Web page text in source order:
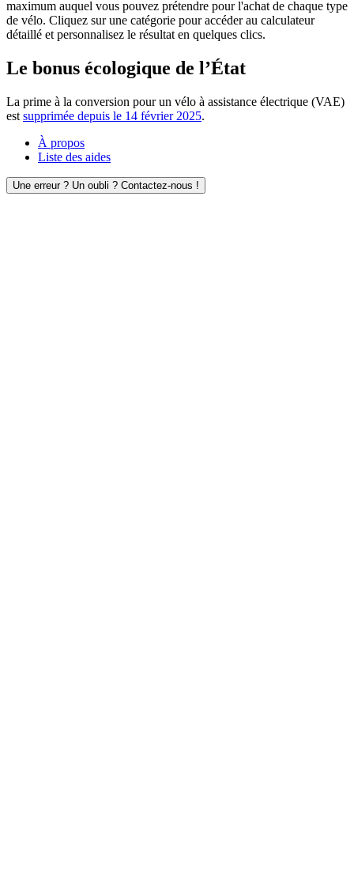
maximum auquel vous pouvez prétendre pour l'achat de chaque type
de vélo. Cliquez sur une catégorie pour accéder au calculateur
détaillé et personnalisez le résultat en quelques clics.
Le bonus écologique de l’État
La prime à la conversion pour un vélo à assistance électrique (VAE)
est supprimée depuis le 14 février 2025.
À propos
Liste des aides
Une erreur ? Un oubli ? Contactez-nous !